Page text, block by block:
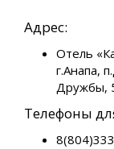
Адрес:
Отель
г.Анапа,
Дружбы,
Телефоны